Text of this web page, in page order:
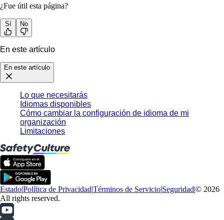
¿Fue útil esta página?
Sí No
En este artículo
En este artículo
Lo que necesitarás
Idiomas disponibles
Cómo cambiar la configuración de idioma de mi
organización
Limitaciones
Estado|Política de Privacidad|Términos de Servicio|Seguridad|© 2026
All rights reserved.